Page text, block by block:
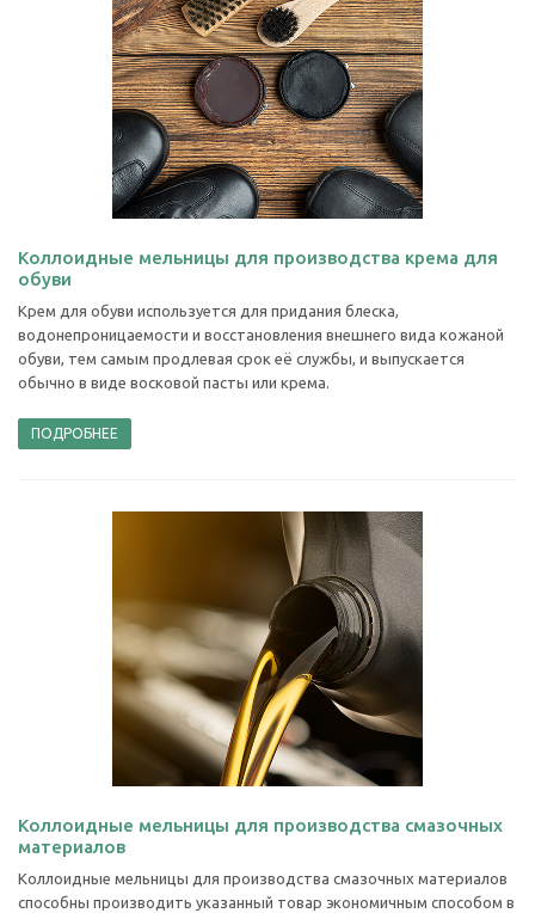
Коллоидные мельницы для производства крема для
обуви
Крем для обуви используется для придания блеска,
водонепроницаемости и восстановления внешнего вида кожаной
обуви, тем самым продлевая срок её службы, и выпускается
обычно в виде восковой пасты или крема.
ПОДРОБНЕЕ
Коллоидные мельницы для производства смазочных
материалов
Коллоидные мельницы для производства смазочных материалов
способны производить указанный товар экономичным способом в